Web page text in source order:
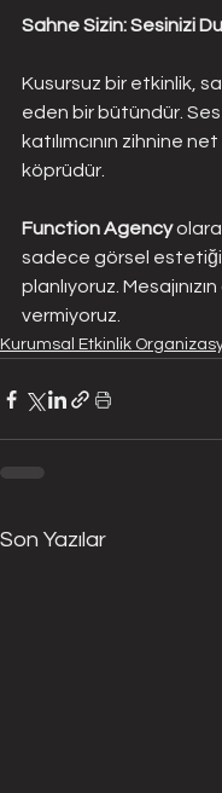
Sahne Sizin: Sesinizi
Kusursuz bir etkinlik,
eden bir bütündür. Ses
katılımcının zihnine
köprüdür.
Function Agency
sadece görsel estetiği
planlıyoruz.
vermiyoruz.
Kurumsal Etkinlik
Son Yazılar